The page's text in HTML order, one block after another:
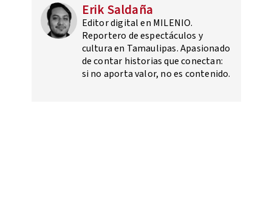
Erik Saldaña
Editor digital en MILENIO.
Reportero de espectáculos y
cultura en Tamaulipas. Apasionado
de contar historias que conectan:
si no aporta valor, no es contenido.